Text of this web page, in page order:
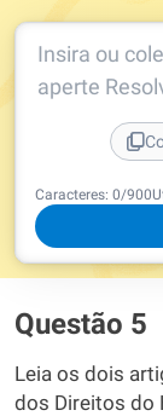
Caracteres: 0/900
Insira ou
aperte
Questão 5
Leia os dois
dos Direitos do